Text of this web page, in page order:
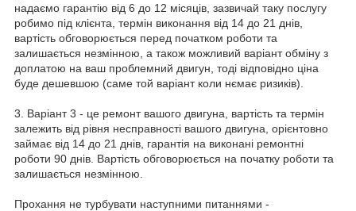
надаємо гарантію від 6 до 12 місяців, зазвичай таку послугу
робимо під клієнта, термін виконання від 14 до 21 днів,
вартість обговорюється перед початком роботи та
залишається незмінною, а також можливий варіант обміну з
доплатою на ваш проблемний двигун, тоді відповідно ціна
буде дешевшою (саме той варіант коли нємає ризиків).
3. Варіант 3 - це ремонт вашого двигуна, вартість та термін
залежить від рівня несправності вашого двигуна, орієнтовно
займає від 14 до 21 днів, гарантія на виконані ремонтні
роботи 90 днів. Вартість обговорюється на початку роботи та
залишається незмінною.
Прохання не турбувати наступними питаннями -